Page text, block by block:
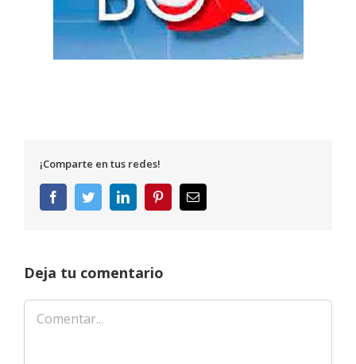
¡Comparte en tus redes!
FacebookTwitterLinkedInPinterestCorreo
electrónico
Deja tu comentario
Comentar